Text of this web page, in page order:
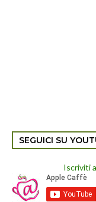
SEGUICI SU
Iscriviti